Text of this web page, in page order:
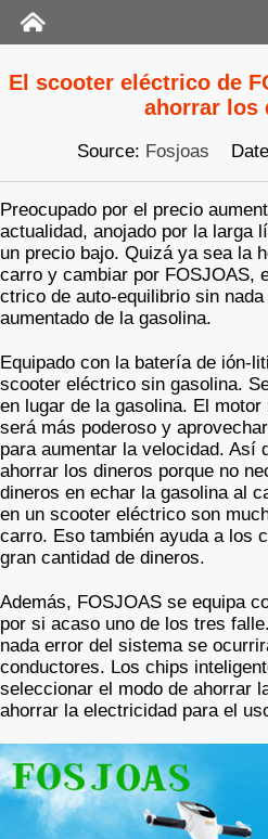
El scooter eléctrico de
ahorrar los
Source: Fosjoas
Preocupado por el precio
actualidad, anojado por la larga
un precio bajo. Quizá ya sea la
carro y cambiar por FOSJOAS,
ctrico de auto-equilibrio sin
aumentado de la gasolina.
Equipado con la batería de ión-
scooter eléctrico sin gasolina.
en lugar de la gasolina. El
será más poderoso y
para aumentar la velocidad. Así
ahorrar los dineros porque no
dineros en echar la gasolina al
en un scooter eléctrico son
carro. Eso también ayuda a los
gran cantidad de dineros.
Además, FOSJOAS se equipa
por si acaso uno de los tres
nada error del sistema se
conductores. Los chips
seleccionar el modo de ahorrar
ahorrar la electricidad para el